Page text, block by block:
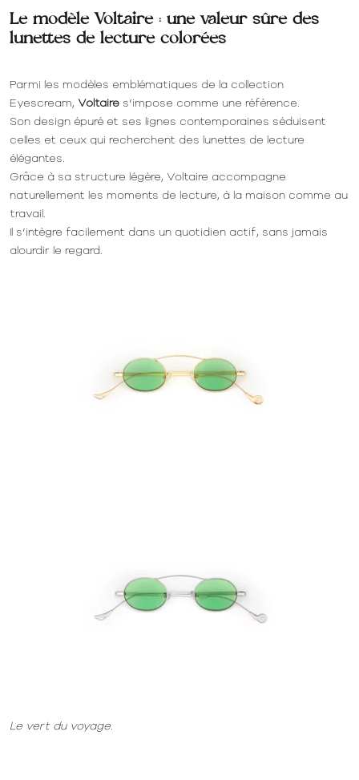
Le modèle Voltaire : une valeur sûre des
lunettes de lecture colorées
Parmi les modèles emblématiques de la collection
Eyescream, Voltaires’impose comme une référence.
Son design épuré et ses lignes contemporaines séduisent
celles et ceux qui recherchent des lunettes de lecture
élégantes.
Grâce à sa structure légère, Voltaire accompagne
naturellement les moments de lecture, à la maison comme au
travail.
Il s’intègre facilement dans un quotidien actif, sans jamais
alourdir le regard.
Le vert du voyage.